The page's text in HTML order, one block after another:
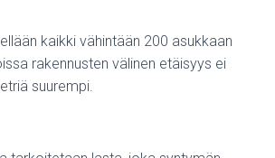
kaikki vähintään 200 asukkaan
rakennusten välinen etäisyys ei
suurempi.